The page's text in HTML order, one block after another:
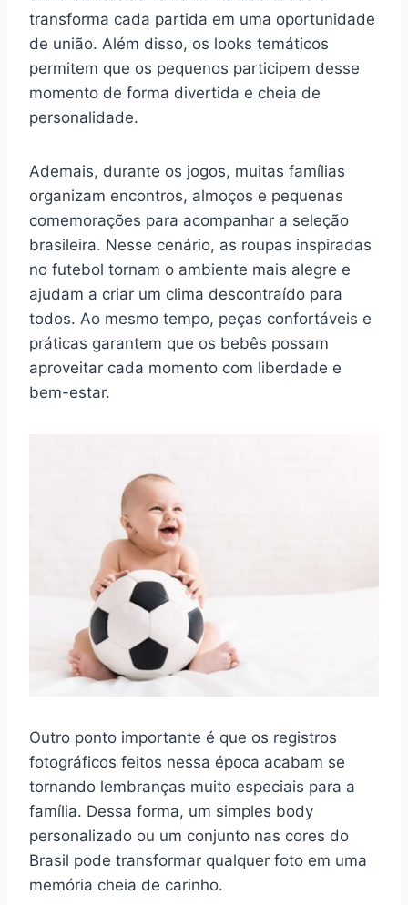
transforma cada partida em uma oportunidade
de união. Além disso, os looks temáticos
permitem que os pequenos participem desse
momento de forma divertida e cheia de
personalidade.
Ademais, durante os jogos, muitas famílias
organizam encontros, almoços e pequenas
comemorações para acompanhar a seleção
brasileira. Nesse cenário, as roupas inspiradas
no futebol tornam o ambiente mais alegre e
ajudam a criar um clima descontraído para
todos. Ao mesmo tempo, peças confortáveis e
práticas garantem que os bebês possam
aproveitar cada momento com liberdade e
bem-estar.
Outro ponto importante é que os registros
fotográficos feitos nessa época acabam se
tornando lembranças muito especiais para a
família. Dessa forma, um simples body
personalizado ou um conjunto nas cores do
Brasil pode transformar qualquer foto em uma
memória cheia de carinho.